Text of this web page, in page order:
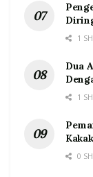
1
Dua
1
0